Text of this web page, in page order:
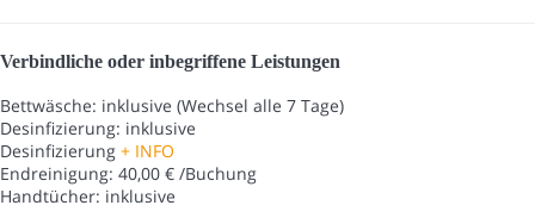
Verbindliche oder inbegriffene Leistungen
Bettwäsche: inklusive (Wechsel alle 7 Tage)
Desinfizierung: inklusive
Desinfizierung + INFO
Endreinigung: 40,00 € /Buchung
Handtücher: inklusive